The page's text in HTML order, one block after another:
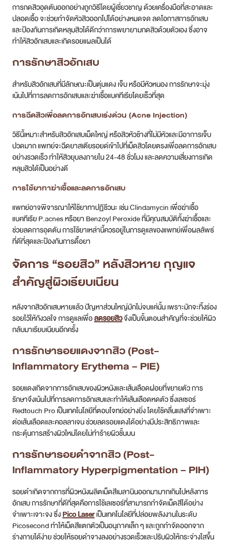
การกดสิวอุดตันออกอย่างถูกวิธีโดยผู้เชี่ยวชาญ ด้วยเครื่องมือที่สะอาดและ
ปลอดเชื้อ จะช่วยกำจัดหัวสิวออกไปได้อย่างหมดจด ลดโอกาสการอักเสบ
และป้องกันการเกิดหลุมสิวได้ดีกว่าการพยายามกดสิวด้วยตัวเอง ซึ่งอาจ
ทำให้สิวอักเสบและเกิดรอยแผลเป็นได้
การรักษาสิวอักเสบ
สำหรับสิวอักเสบที่มีลักษณะเป็นตุ่มแดง เจ็บ หรือมีหัวหนอง การรักษาจะมุ่ง
เน้นไปที่การลดการอักเสบและฆ่าเชื้อแบคทีเรียโดยเร็วที่สุด
การฉีดสิวเพื่อลดการอักเสบเร่งด่วน (Acne Injection)
วิธีนี้เหมาะสำหรับสิวอักเสบเม็ดใหญ่ หรือสิวหัวช้างที่ไม่มีหัวและมีอาการเจ็บ
ปวดมาก แพทย์จะฉีดยาสเตียรอยด์เข้าไปที่เม็ดสิวโดยตรงเพื่อลดการอักเสบ
อย่างรวดเร็ว ทำให้สิวยุบลงภายใน 24-48 ชั่วโมง และลดความเสี่ยงการเกิด
หลุมสิวได้เป็นอย่างดี
การใช้ยาทาฆ่าเชื้อและลดการอักเสบ
แพทย์อาจพิจารณาให้ใช้ยาทาปฏิชีวนะ เช่น Clindamycin เพื่อฆ่าเชื้อ
แบคทีเรีย P.acnes หรือยา Benzoyl Peroxide ที่มีคุณสมบัติทั้งฆ่าเชื้อและ
ช่วยลดการอุดตัน การใช้ยาเหล่านี้ควรอยู่ในการดูแลของแพทย์เพื่อผลลัพธ์
ที่ดีที่สุดและป้องกันการดื้อยา
จัดการ “รอยสิว” หลังสิวหาย กุญแจ
สำคัญสู่ผิวเรียบเนียน
หลังจากสิวอักเสบหายแล้ว ปัญหาส่วนใหญ่มักไม่จบแค่นั้น เพราะมักจะทิ้งร่อง
รอยไว้ให้กังวลใจ การดูแลเพื่อลดรอยสิวจึงเป็นขั้นตอนสำคัญที่จะช่วยให้ผิว
กลับมาเรียบเนียนอีกครั้ง
การรักษารอยแดงจากสิว (Post-
Inflammatory Erythema – PIE)
รอยแดงเกิดจากการอักเสบของผิวหนังและเส้นเลือดฝอยที่ขยายตัว การ
รักษาจึงเน้นไปที่การลดการอักเสบและทำให้เส้นเลือดหดตัว ซึ่งเลเซอร์
Redtouch Pro เป็นเทคโนโลยีที่ตอบโจทย์อย่างยิ่ง โดยใช้คลื่นแสงที่จำเพาะ
ต่อเส้นเลือดและคอลลาเจน ช่วยลดรอยแดงได้อย่างมีประสิทธิภาพและ
กระตุ้นการสร้างผิวใหม่โดยไม่ทำร้ายผิวชั้นบน
การรักษารอยดำจากสิว (Post-
Inflammatory Hyperpigmentation – PIH)
รอยดำเกิดจากการที่ผิวหนังผลิตเม็ดสีเมลานินออกมามากเกินไปหลังการ
อักเสบ การรักษาที่ดีที่สุดคือการใช้เลเซอร์ที่สามารถกำจัดเม็ดสีได้อย่าง
จำเพาะเจาะจง ซึ่งPico Laserเป็นเทคโนโลยีที่ปล่อยพลังงานในระดับ
Picosecond ทำให้เม็ดสีแตกตัวเป็นอนุภาคเล็ก ๆ และถูกกำจัดออกจาก
ร่างกายได้ง่าย ช่วยให้รอยดำจางลงอย่างรวดเร็วและปรับผิวให้กระจ่างใสขึ้น